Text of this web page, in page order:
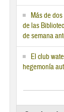
Más de
de las
de semana
El club
hegemonía